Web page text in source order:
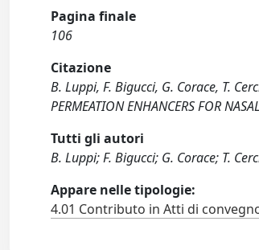
Pagina finale
106
Citazione
B. Luppi, F. Bigucci, G. Corace, T.
PERMEATION ENHANCERS FOR
Tutti gli autori
B. Luppi; F. Bigucci; G. Corace; T.
Appare nelle tipologie:
4.01 Contributo in Atti di